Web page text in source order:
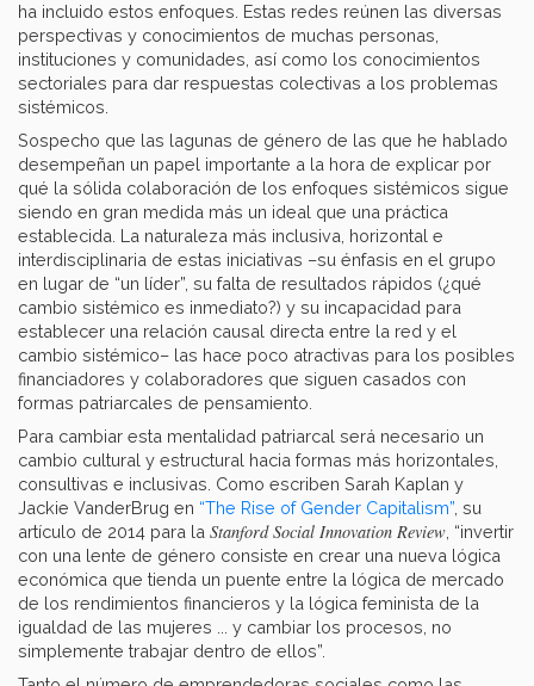
ha incluido estos enfoques. Estas redes reúnen las diversas
perspectivas y conocimientos de muchas personas,
instituciones y comunidades, así como los conocimientos
sectoriales para dar respuestas colectivas a los problemas
sistémicos.
Sospecho que las lagunas de género de las que he hablado
desempeñan un papel importante a la hora de explicar por
qué la sólida colaboración de los enfoques sistémicos sigue
siendo en gran medida más un ideal que una práctica
establecida. La naturaleza más inclusiva, horizontal e
interdisciplinaria de estas iniciativas –su énfasis en el grupo
en lugar de “un líder”, su falta de resultados rápidos (¿qué
cambio sistémico es inmediato?) y su incapacidad para
establecer una relación causal directa entre la red y el
cambio sistémico– las hace poco atractivas para los posibles
financiadores y colaboradores que siguen casados con
formas patriarcales de pensamiento.
Para cambiar esta mentalidad patriarcal será necesario un
cambio cultural y estructural hacia formas más horizontales,
consultivas e inclusivas. Como escriben Sarah Kaplan y
Jackie VanderBrug en “The Rise of Gender Capitalism” , su
artículo de 2014 para la Stanford Social Innovation Review , “invertir
con una lente de género consiste en crear una nueva lógica
económica que tienda un puente entre la lógica de mercado
de los rendimientos financieros y la lógica feminista de la
igualdad de las mujeres ... y cambiar los procesos, no
simplemente trabajar dentro de ellos”.